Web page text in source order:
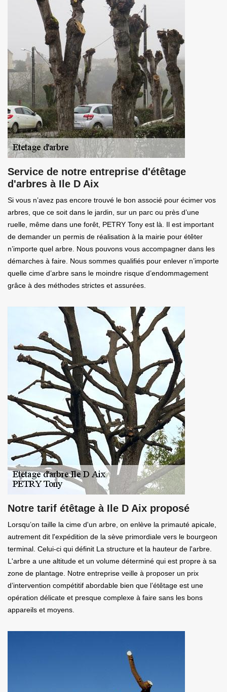
Service de notre entreprise d'étêtage
d'arbres à Ile D Aix
Si vous n’avez pas encore trouvé le bon associé pour écimer vos
arbres, que ce soit dans le jardin, sur un parc ou près d’une
ruelle, même dans une forêt, PETRY Tony est là. Il est important
de demander un permis de réalisation à la mairie pour étêter
n’importe quel arbre. Nous pouvons vous accompagner dans les
démarches à faire. Nous sommes qualifiés pour enlever n’importe
quelle cime d’arbre sans le moindre risque d’endommagement
grâce à des méthodes strictes et assurées.
Notre tarif étêtage à Ile D Aix proposé
Lorsqu’on taille la cime d'un arbre, on enlève la primauté apicale,
autrement dit l'expédition de la sève primordiale vers le bourgeon
terminal. Celui-ci qui définit La structure et la hauteur de l'arbre.
L'arbre a une altitude et un volume déterminé qui est propre à sa
zone de plantage. Notre entreprise veille à proposer un prix
d’intervention compétitif abordable bien que l’étêtage est une
opération délicate et presque complexe à faire sans les bons
appareils et moyens.